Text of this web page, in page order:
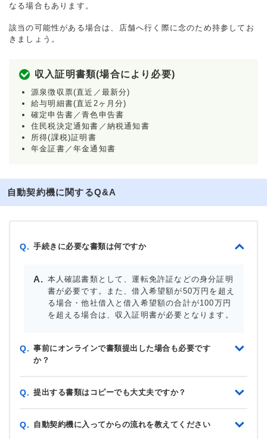
なる場合もあります。
該当の可能性がある場合は、店舗へ行く際に念のため持参してお
きましょう。
収入証明書類(場合により必要)
源泉徴収票(直近／最新分)
給与明細書(直近2ヶ月分)
確定申告書／青色申告書
住民税決定通知書／納税通知書
所得(課税)証明書
年金証書／年金通知書
自動契約機に関するQ&A
Q. 手続きに必要な書類は何ですか
本人確認書類として、運転免許証などの身分証明
書が必要です。また、借入希望額が50万円を超え
る場合・他社借入と借入希望額の合計が100万円
を超える場合は、収入証明書が必要となります。
Q. 事前にオンラインで書類提出した場合も必要です
か？
Q. 提出する書類はコピーでも大丈夫ですか？
Q. 自動契約機に入ってからの流れを教えてください